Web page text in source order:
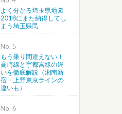
よく分かる埼玉県地図
2018にまた納得してし
まう埼玉県民
No.
もう乗り間違えない！
高崎線と宇都宮線の違
いを徹底解説（湘南新
宿・上野東京ラインの
違いも）
No.